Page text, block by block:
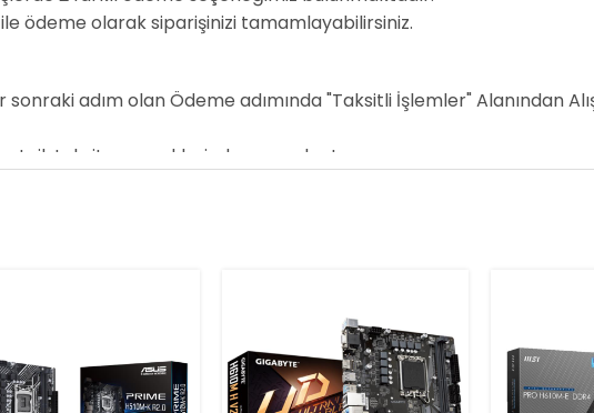
PCIE 4.0/3.0/2.0 (16X MODE)
FORM YAPISI Micro Atx
ödeme olarak siparişinizi tamamlayabilirsiniz.
adım olan Ödeme adımında "Taksitli İşlemler" Alanından
taksit seçeneklerinden yararlan!